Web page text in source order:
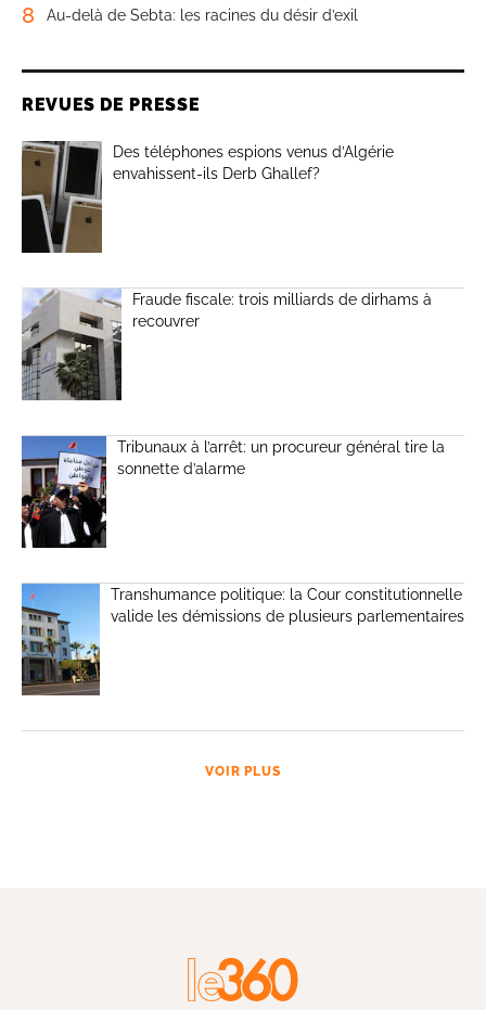
8 Au-delà de Sebta: les racines du désir d’exil
REVUES DE PRESSE
Des téléphones espions venus d’Algérie
envahissent-ils Derb Ghallef?
Fraude fiscale: trois milliards de dirhams à
recouvrer
Tribunaux à l’arrêt: un procureur général tire la
sonnette d’alarme
Transhumance politique: la Cour constitutionnelle
valide les démissions de plusieurs parlementaires
VOIR PLUS